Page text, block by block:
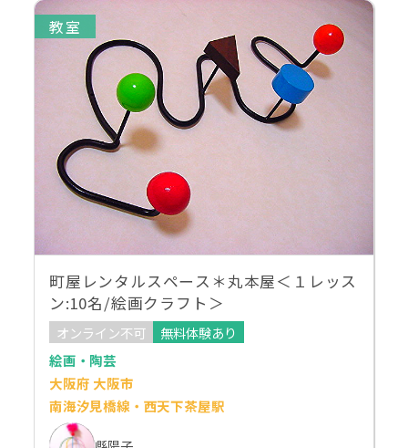
教室
町屋レンタルスペース＊丸本屋＜１レッス
ン:10名/絵画クラフト＞
オンライン不可
無料体験あり
絵画・陶芸
大阪府 大阪市
南海汐見橋線・西天下茶屋駅